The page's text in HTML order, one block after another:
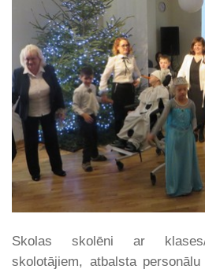
Skolas skolēni ar klases/
skolotājiem, atbalsta